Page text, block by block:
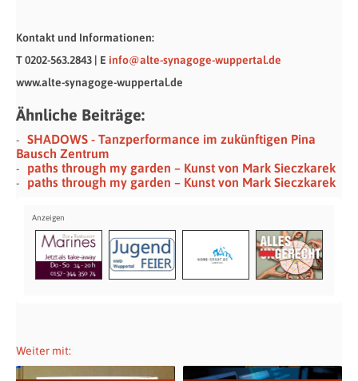
Kontakt und Informationen:
T 0202-563.2843 | E info@alte-synagoge-wuppertal.de
www.alte-synagoge-wuppertal.de
Ähnliche Beiträge:
SHADOWS - Tanzperformance im zukünftigen Pina
Bausch Zentrum
paths through my garden – Kunst von Mark Sieczkarek
paths through my garden – Kunst von Mark Sieczkarek
Weiter mit: